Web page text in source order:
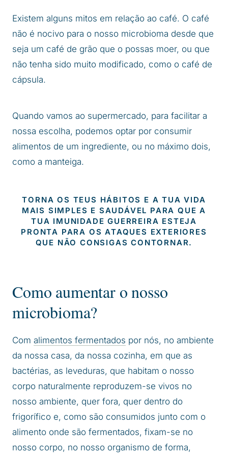
Existem alguns mitos em relação ao café. O café
não é nocivo para o nosso microbioma desde que
seja um café de grão que o possas moer, ou que
não tenha sido muito modificado, como o café de
cápsula.
Quando vamos ao supermercado, para facilitar a
nossa escolha, podemos optar por consumir
alimentos de um ingrediente, ou no máximo dois,
como a manteiga.
TORNA OS TEUS HÁBITOS E A TUA VIDA
MAIS SIMPLES E SAUDÁVEL PARA QUE A
TUA IMUNIDADE GUERREIRA ESTEJA
PRONTA PARA OS ATAQUES EXTERIORES
QUE NÃO CONSIGAS CONTORNAR.
Como aumentar o nosso
microbioma?
Com alimentos fermentados por nós, no ambiente
da nossa casa, da nossa cozinha, em que as
bactérias, as leveduras, que habitam o nosso
corpo naturalmente reproduzem-se vivos no
nosso ambiente, quer fora, quer dentro do
frigorífico e, como são consumidos junto com o
alimento onde são fermentados, fixam-se no
nosso corpo, no nosso organismo de forma,